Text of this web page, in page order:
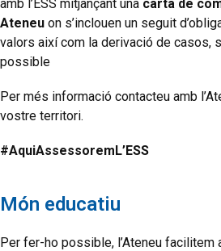
amb l’ESS mitjançant una carta de
Ateneu on s’inclouen un seguit
valors així com la derivació de casos,
possible
Per més informació contacteu amb
vostre territori.
#AquiAssessoremL’ESS
Món educatiu
Per fer-ho possible, l’Ateneu